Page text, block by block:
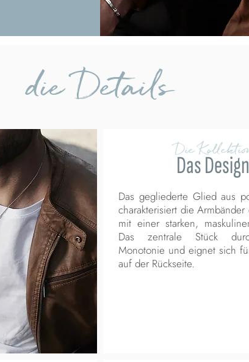
die Details
Die
Das Design
Das gegliederte Glied aus
charakterisiert die Armbänder
mit einer starken,
Das zentrale Stück
Monotonie und eignet sich
auf der Rückseite.